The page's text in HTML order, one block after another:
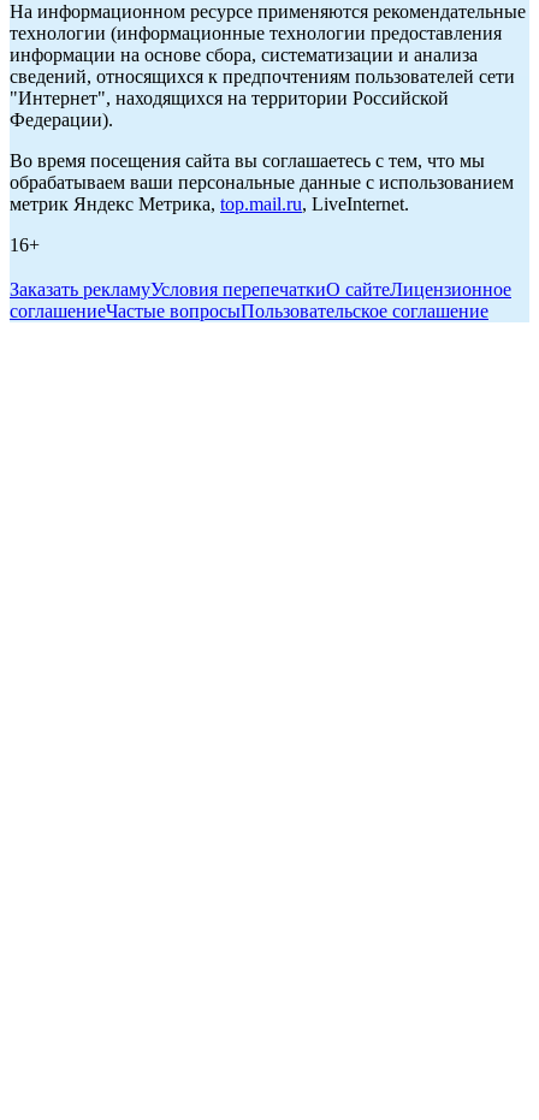
На информационном ресурсе применяются рекомендательные
технологии (информационные технологии предоставления
информации на основе сбора, систематизации и анализа
сведений, относящихся к предпочтениям пользователей сети
"Интернет", находящихся на территории Российской
Федерации).
Во время посещения сайта вы соглашаетесь с тем, что мы
обрабатываем ваши персональные данные с использованием
метрик Яндекс Метрика, top.mail.ru, LiveInternet.
16+
Заказать рекламуУсловия перепечаткиО сайтеЛицензионное
соглашениеЧастые вопросыПользовательское соглашение